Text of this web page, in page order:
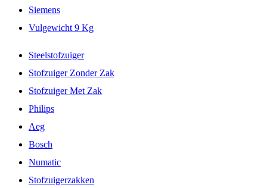
Siemens
Vulgewicht 9 Kg
Steelstofzuiger
Stofzuiger Zonder Zak
Stofzuiger Met Zak
Philips
Aeg
Bosch
Numatic
Stofzuigerzakken